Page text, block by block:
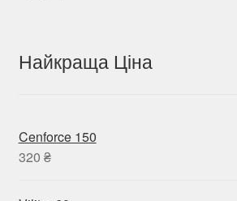
Найкраща Ціна
Cenforce 150
320 ₴